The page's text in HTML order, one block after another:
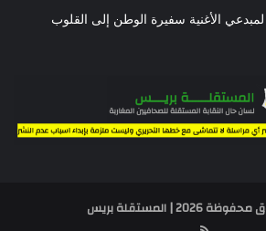
لمبدعي الأغنية سفيرة الوطن إلى القلوب
| المستقلة بريس